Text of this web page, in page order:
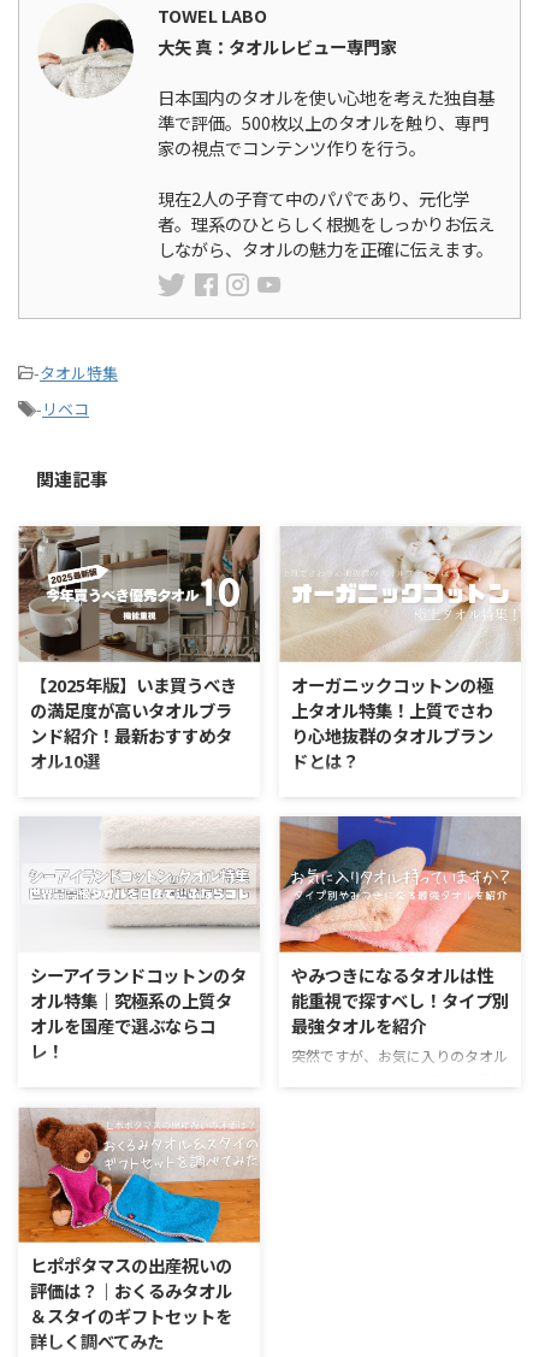
TOWEL LABO
大矢 真：タオルレビュー専門家
日本国内のタオルを使い心地を考えた独自基
準で評価。500枚以上のタオルを触り、専門
家の視点でコンテンツ作りを行う。
現在2人の子育て中のパパであり、元化学
者。理系のひとらしく根拠をしっかりお伝え
しながら、タオルの魅力を正確に伝えます。
-タオル特集
- リベコ
関連記事
【2025年版】いま買うべき
の満足度が高いタオルブラ
ンド紹介！最新おすすめタ
オル10選
だけで生活水準が上がったと感じ
させる重要なアイテムです。 タオ
ル選びで悩んだときには、確かな
ブランドが作る安定の品質のもの
を選ぶのが良いです。 今回は流
行や最新技術が使われているブラ
まとめていきます。 2025年に買
うべきおすすめタオル10選 タオ
ルで重要なやわらかさ、吸水性、
速乾性。これらを満たす新しい技
際に使って心地良いと感じたタオ
ルを紹介していきます。
FooTokyo（フートウキョウ）
Foo Tokyoは上 ...
オーガニックコットンの極
上タオル特集！上質でさわ
り心地抜群のタオルブラン
ドとは？
いうことで、タオルにもオーガニ
ックコットンが使われているもの
が増えています。 今回はオーガニ
ックにこだわりを持つ上質なタオ
ルを紹介します。 オーガニック
コットンが使われる人気ブランド
タオル特集 まずは今回のテーマ
である、オーガニックコットンに
ついて簡単に説明していきます。
オーガニックコットンとは、主に
以下のような意味をもっている糸
シーアイランドコットンのタ
オル特集｜究極系の上質タ
オルを国産で選ぶならコ
レ！
アイランドコットンをご存知でし
ょうか。 実は、海島綿とも呼ば
れるシーアイランドコットンは、
カリブ海地域の4か国というごく
限られた地域でしか栽培されない
「幻のコットン」。栽培条件が非
常に厳しいのですが、それだけに
肌触りは格別なものになるといい
ます。 今回はそんなシーアイラ
ンドコットンの特徴とそれを使用
したタオル。また、シーアイラン
やみつきになるタオルは性
能重視で探すべし！タイプ別
最強タオルを紹介
突然ですが、お気に入りのタオル
ヒポポタマスの出産祝いの
評価は？｜おくるみタオル
＆スタイのギフトセットを
詳しく調べてみた